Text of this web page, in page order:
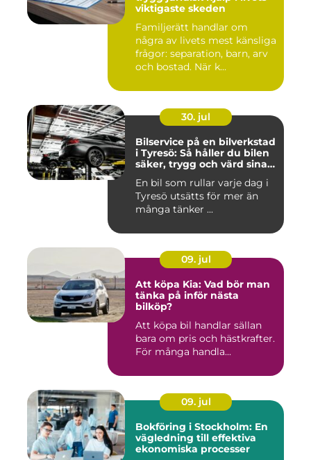
viktigaste skeden
Familjerätt handlar om
några av livets mest känsliga
frågor: separation, barn, arv
och bostad. När k...
30. jul
Bilservice på en bilverkstad
i Tyresö: Så håller du bilen
säker, trygg och värd sina
En bil som rullar varje dag i
Tyresö utsätts för mer än
många tänker ...
09. jul
Att köpa Kia: Vad bör man
tänka på inför nästa
bilköp?
Att köpa bil handlar sällan
bara om pris och hästkrafter.
För många handla...
09. jul
Bokföring i Stockholm: En
vägledning till effektiva
ekonomiska processer